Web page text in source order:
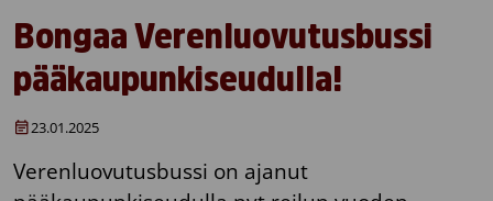
Bongaa Verenluovutusbussi
pääkaupunkiseudulla!
23.01.2025
Verenluovutusbussi on ajanut